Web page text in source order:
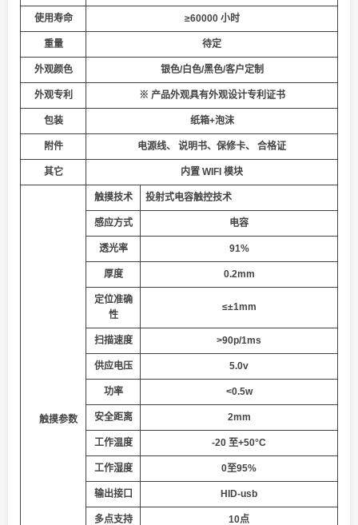
使用寿命 ≥60000 小时
重量 待定
外观颜色 银色/白色/黑色/客户定制
外观专利 ※ 产品外观具有外观设计专利证书
包装 纸箱+泡沫
附件 电源线、 说明书、保修卡、 合格证
其它 内置 WIFI 模块
触摸参数
触摸技术 投射式电容触控技术
感应方式 电容
透光率 91%
厚度 0.2mm
定位准确
性
≤±1mm
扫描速度 >90p/1ms
供应电压 5.0v
功率 <0.5w
安全距离 2mm
工作温度 -20 至+50°C
工作湿度 0至95%
输出接口 HID-usb
多点支持 10点